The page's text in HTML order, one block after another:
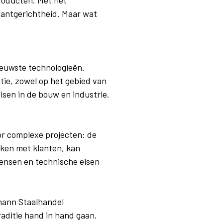
Maar wat
technologieën.
zowel op het gebied van
in de bouw en industrie.
complexe projecten: de
met klanten, kan
en technische eisen
Staalhandel
hand in hand gaan.